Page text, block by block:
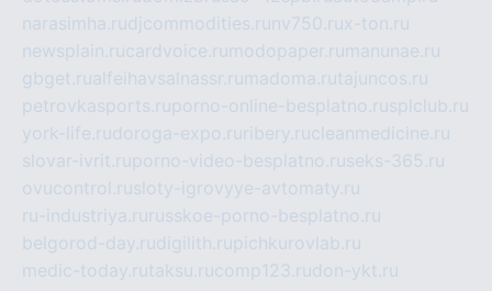
narasimha.rudjcommodities.ru nv750.rux-ton.ru
newsplain.rucardvoice.ru modopaper.ru manunae.ru
gbget.rualfeihavsalnassr.ru madoma.rutajuncos.ru
petrovkasports.ruporno-online-besplatno.rusplclub.ru
york-life.rudoroga-expo.ru ribery.rucleanmedicine.ru
slovar-ivrit.ruporno-video-besplatno.ruseks-365.ru
ovucontrol.rusloty-igrovyye-avtomaty.ru
ru-industriya.ru russkoe-porno-besplatno.ru
belgorod-day.rudigilith.rupichkurovlab.ru
medic-today.rutaksu.rucomp123.rudon-ykt.ru